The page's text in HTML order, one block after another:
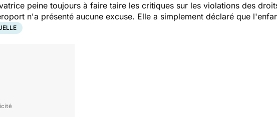
peine toujours à faire taire les critiques sur les violations des
n'a présenté aucune excuse. Elle a simplement déclaré que